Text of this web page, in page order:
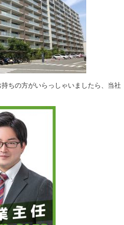
ちの方がいらっしゃいましたら、当社